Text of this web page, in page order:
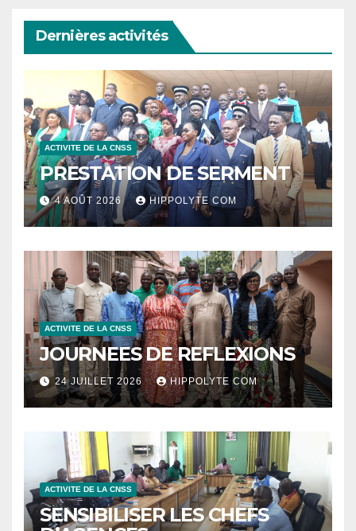
Dernières activités
ACTIVITE DE LA CNSS
PRESTATION DE SERMENT
4 AOÛT 2026 HIPPOLYTE COM
ACTIVITE DE LA CNSS
JOURNEES DE REFLEXIONS
24 JUILLET 2026 HIPPOLYTE COM
ACTIVITE DE LA CNSS
SENSIBILISER LES CHEFS